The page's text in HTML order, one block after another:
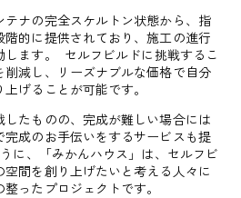
テナの完全スケルトン状態から、指
的に提供されており、施工の進行
ます。 セルフビルドに挑戦するこ
削減し、リーズナブルな価格で自分
げることが可能です。
したものの、完成が難しい場合には
完成のお手伝いをするサービスも提
に、「みかんハウス」は、セルフビ
間を創り上げたいと考える人々に
ったプロジェクトです。